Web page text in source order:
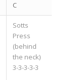
C
Sotts
Press
(behind
the neck)
3-3-3-3-3